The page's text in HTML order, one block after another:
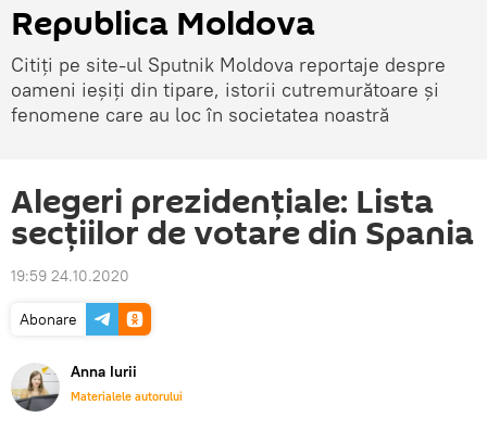
Republica Moldova
Citiți pe site-ul Sputnik Moldova reportaje despre
oameni ieșiți din tipare, istorii cutremurătoare și
fenomene care au loc în societatea noastră
Alegeri prezidențiale: Lista
secțiilor de votare din Spania
19:59 24.10.2020
Abonare
Anna Iurii
Materialele autorului